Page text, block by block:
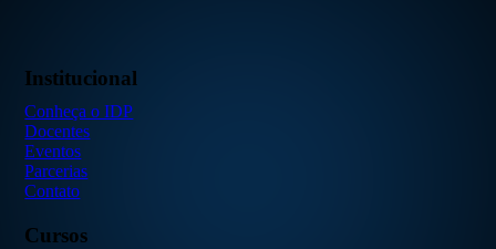
Institucional
Conheça o IDP
Docentes
Eventos
Parcerias
Contato
Cursos